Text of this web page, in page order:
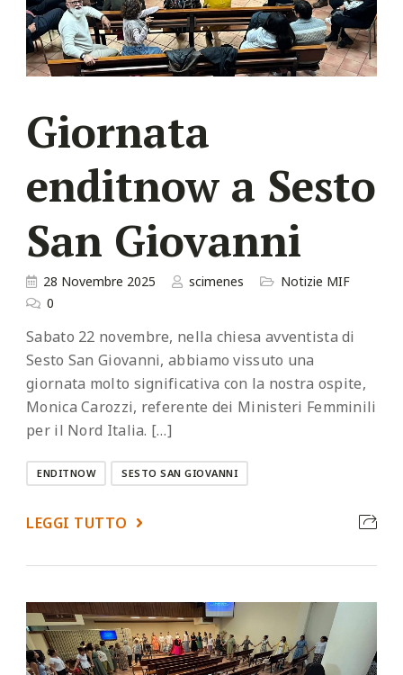
Giornata
enditnow a Sesto
San Giovanni
28 Novembre 2025 scimenes
Notizie MIF
0
Sabato 22 novembre, nella chiesa avventista di
Sesto San Giovanni, abbiamo vissuto una
giornata molto significativa con la nostra ospite,
Monica Carozzi, referente dei Ministeri Femminili
per il Nord Italia. […]
ENDITNOW SESTO SAN GIOVANNI
LEGGI TUTTO